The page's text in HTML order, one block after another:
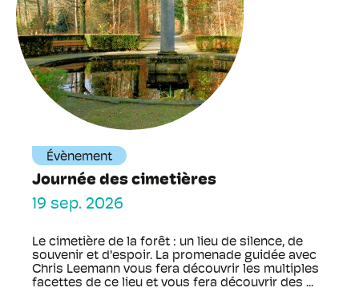
Évènement
Journée des cimetières
19 sep. 2026
Le cimetière de la forêt : un lieu de silence, de
souvenir et d'espoir. La promenade guidée avec
Chris Leemann vous fera découvrir les multiples
facettes de ce lieu et vous fera découvrir des ...